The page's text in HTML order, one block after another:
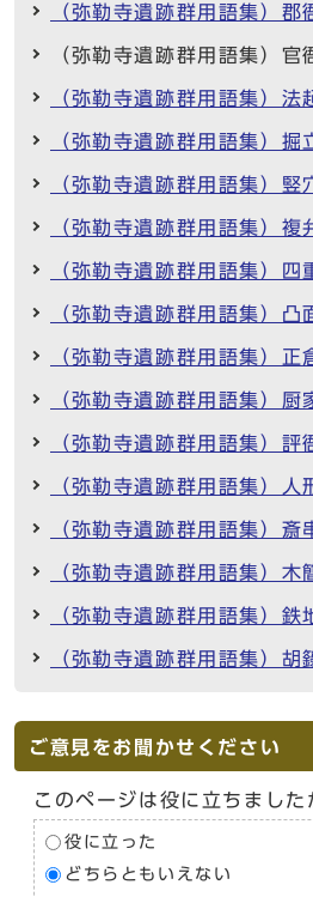
（弥勒寺遺跡群用語集）郡
（弥勒寺遺跡群用語集）官
（弥勒寺遺跡群用語集）法
（弥勒寺遺跡群用語集）掘
（弥勒寺遺跡群用語集）竪
（弥勒寺遺跡群用語集）複
（弥勒寺遺跡群用語集）四
（弥勒寺遺跡群用語集）凸
（弥勒寺遺跡群用語集）正
（弥勒寺遺跡群用語集）厨
（弥勒寺遺跡群用語集）評
（弥勒寺遺跡群用語集）人
（弥勒寺遺跡群用語集）斎
（弥勒寺遺跡群用語集）木
（弥勒寺遺跡群用語集）鉄
（弥勒寺遺跡群用語集）胡
ご意見をお聞かせください
このページは役に立ちました
役に立った
どちらともいえない